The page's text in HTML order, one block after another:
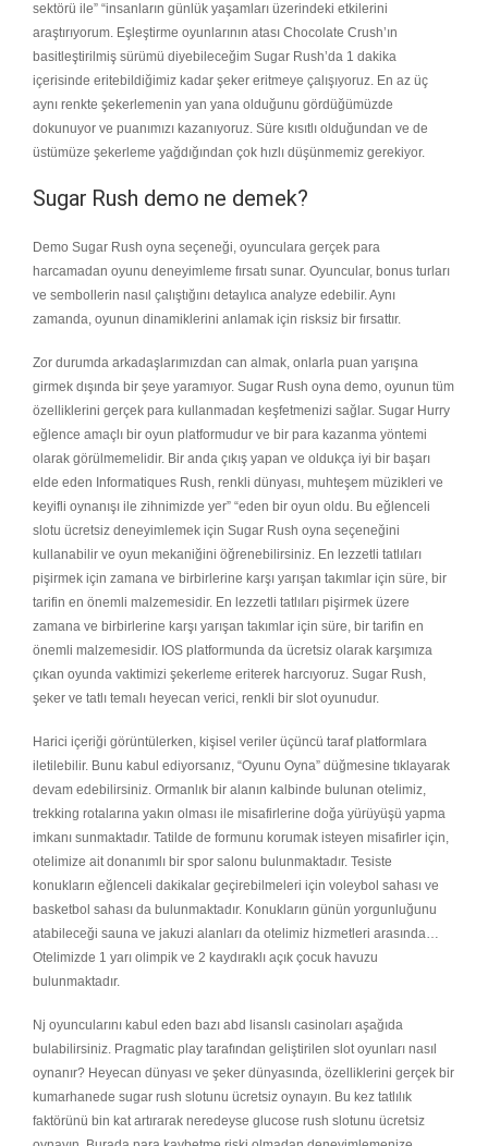
sektörü ile” “insanların günlük yaşamları üzerindeki etkilerini
araştırıyorum. Eşleştirme oyunlarının atası Chocolate Crush’ın
basitleştirilmiş sürümü diyebileceğim Sugar Rush’da 1 dakika
içerisinde eritebildiğimiz kadar şeker eritmeye çalışıyoruz. En az üç
aynı renkte şekerlemenin yan yana olduğunu gördüğümüzde
dokunuyor ve puanımızı kazanıyoruz. Süre kısıtlı olduğundan ve de
üstümüze şekerleme yağdığından çok hızlı düşünmemiz gerekiyor.
Sugar Rush demo ne demek?
Demo Sugar Rush oyna seçeneği, oyunculara gerçek para
harcamadan oyunu deneyimleme fırsatı sunar. Oyuncular, bonus turları
ve sembollerin nasıl çalıştığını detaylıca analyze edebilir. Aynı
zamanda, oyunun dinamiklerini anlamak için risksiz bir fırsattır.
Zor durumda arkadaşlarımızdan can almak, onlarla puan yarışına
girmek dışında bir şeye yaramıyor. Sugar Rush oyna demo, oyunun tüm
özelliklerini gerçek para kullanmadan keşfetmenizi sağlar. Sugar Hurry
eğlence amaçlı bir oyun platformudur ve bir para kazanma yöntemi
olarak görülmemelidir. Bir anda çıkış yapan ve oldukça iyi bir başarı
elde eden Informatiques Rush, renkli dünyası, muhteşem müzikleri ve
keyifli oynanışı ile zihnimizde yer” “eden bir oyun oldu. Bu eğlenceli
slotu ücretsiz deneyimlemek için Sugar Rush oyna seçeneğini
kullanabilir ve oyun mekaniğini öğrenebilirsiniz. En lezzetli tatlıları
pişirmek için zamana ve birbirlerine karşı yarışan takımlar için süre, bir
tarifin en önemli malzemesidir. En lezzetli tatlıları pişirmek üzere
zamana ve birbirlerine karşı yarışan takımlar için süre, bir tarifin en
önemli malzemesidir. IOS platformunda da ücretsiz olarak karşımıza
çıkan oyunda vaktimizi şekerleme eriterek harcıyoruz. Sugar Rush,
şeker ve tatlı temalı heyecan verici, renkli bir slot oyunudur.
Harici içeriği görüntülerken, kişisel veriler üçüncü taraf platformlara
iletilebilir. Bunu kabul ediyorsanız, “Oyunu Oyna” düğmesine tıklayarak
devam edebilirsiniz. Ormanlık bir alanın kalbinde bulunan otelimiz,
trekking rotalarına yakın olması ile misafirlerine doğa yürüyüşü yapma
imkanı sunmaktadır. Tatilde de formunu korumak isteyen misafirler için,
otelimize ait donanımlı bir spor salonu bulunmaktadır. Tesiste
konukların eğlenceli dakikalar geçirebilmeleri için voleybol sahası ve
basketbol sahası da bulunmaktadır. Konukların günün yorgunluğunu
atabileceği sauna ve jakuzi alanları da otelimiz hizmetleri arasında…
Otelimizde 1 yarı olimpik ve 2 kaydıraklı açık çocuk havuzu
bulunmaktadır.
Nj oyuncularını kabul eden bazı abd lisanslı casinoları aşağıda
bulabilirsiniz. Pragmatic play tarafından geliştirilen slot oyunları nasıl
oynanır? Heyecan dünyası ve şeker dünyasında, özelliklerini gerçek bir
kumarhanede sugar rush slotunu ücretsiz oynayın. Bu kez tatlılık
faktörünü bin kat artırarak neredeyse glucose rush slotunu ücretsiz